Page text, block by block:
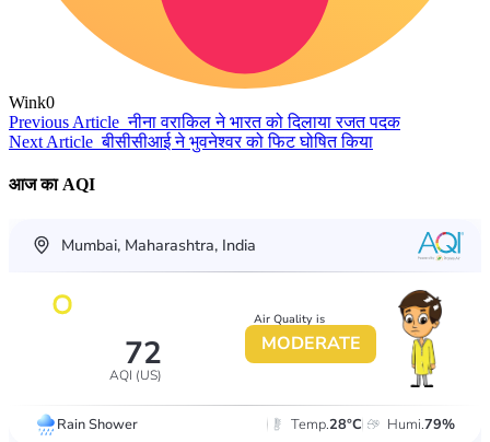
Wink0
Previous Article नीना वराकिल ने भारत को दिलाया रजत पदक
Next Article बीसीसीआई ने भुवनेश्वर को फिट घोषित किया
आज का AQI